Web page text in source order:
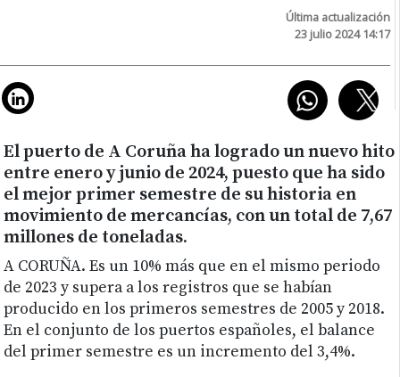
Última actualización
23 julio 2024 14:17
El puerto de A Coruña ha logrado un nuevo hito
entre enero y junio de 2024, puesto que ha sido
el mejor primer semestre de su historia en
movimiento de mercancías, con un total de 7,67
millones de toneladas.
A CORUÑA. Es un 10% más que en el mismo periodo
de 2023 y supera a los registros que se habían
producido en los primeros semestres de 2005 y 2018.
En el conjunto de los puertos españoles, el balance
del primer semestre es un incremento del 3,4%.